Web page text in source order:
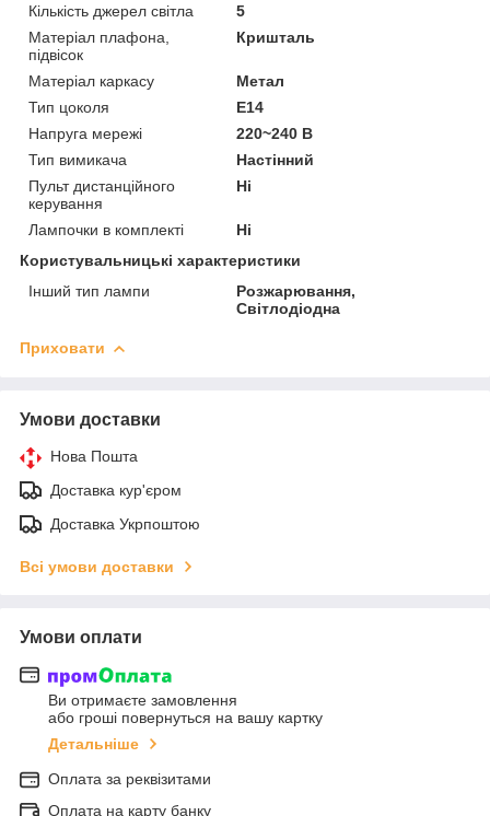
Кількість джерел світла
5
Матеріал плафона,
підвісок
Кришталь
Матеріал каркасу
Метал
Тип цоколя
E14
Напруга мережі
220~240 В
Тип вимикача
Настінний
Пульт дистанційного
керування
Ні
Лампочки в комплекті
Ні
Користувальницькі характеристики
Інший тип лампи
Розжарювання,
Світлодіодна
Приховати
Умови доставки
Нова Пошта
Доставка кур'єром
Доставка Укрпоштою
Всі умови доставки
Умови оплати
Ви отримаєте замовлення
або гроші повернуться на вашу картку
Детальніше
Оплата за реквізитами
Оплата на карту банку